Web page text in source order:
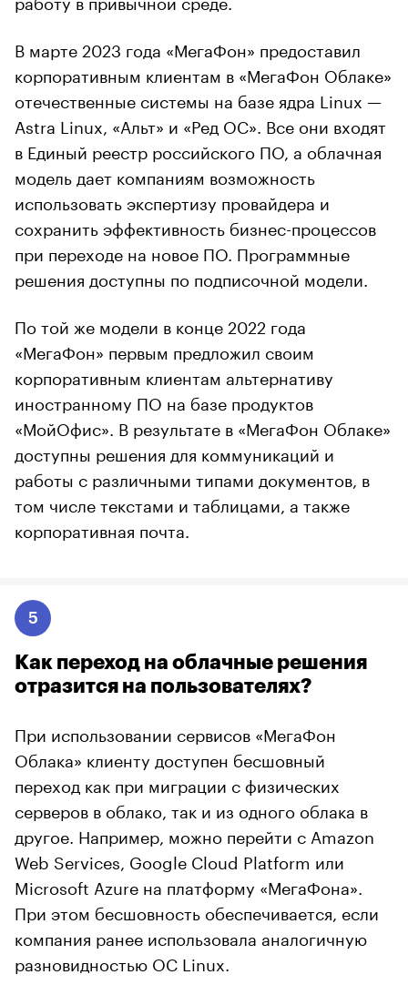
В марте 2023 года «МегаФон» предоставил
корпоративным клиентам в «МегаФон Облаке»
отечественные системы на базе ядра Linux —
Astra Linux, «Альт» и «Ред ОС». Все они входят
в Единый реестр российского ПО, а облачная
модель дает компаниям возможность
использовать экспертизу провайдера и
сохранить эффективность бизнес-процессов
при переходе на новое ПО. Программные
решения доступны по подписочной модели.
По той же модели в конце 2022 года
«МегаФон» первым предложил своим
корпоративным клиентам альтернативу
иностранному ПО на базе продуктов
«МойОфис». В результате в «МегаФон Облаке»
доступны решения для коммуникаций и
работы с различными типами документов, в
том числе текстами и таблицами, а также
корпоративная почта.
5
Как переход на облачные решения
отразится на пользователях?
При использовании сервисов «МегаФон
Облака» клиенту доступен бесшовный
переход как при миграции с физических
серверов в облако, так и из одного облака в
другое. Например, можно перейти с Amazon
Web Services, Google Cloud Platform или
Microsoft Azure на платформу «МегаФона».
При этом бесшовность обеспечивается, если
компания ранее использовала аналогичную
разновидностью ОС Linux.